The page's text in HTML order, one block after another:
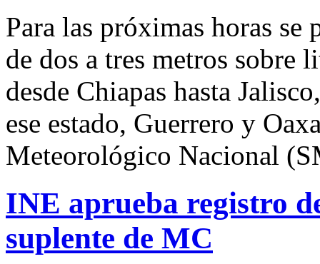
Para las próximas horas
de dos a tres metros sobre
desde Chiapas hasta
ese estado, Guerrero y
Meteorológico Nacional
INE aprueba registro
suplente de MC